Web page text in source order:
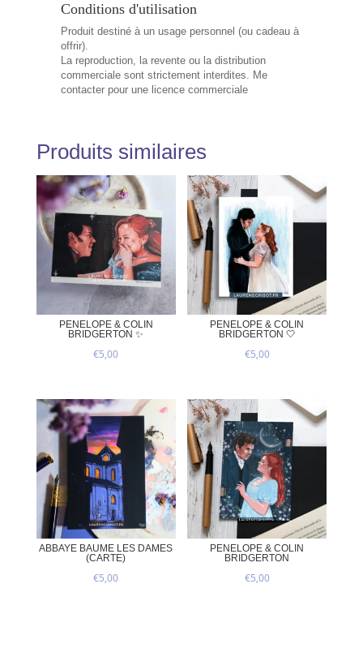
Conditions d'utilisation
Produit destiné à un usage personnel (ou cadeau à
offrir).
La reproduction, la revente ou la distribution
commerciale sont strictement interdites. Me
contacter pour une licence commerciale
Produits similaires
PENELOPE & COLIN
BRIDGERTON ✨
€5,00
PENELOPE & COLIN
BRIDGERTON 🤍
€5,00
ABBAYE BAUME LES DAMES
(CARTE)
€5,00
PENELOPE & COLIN
BRIDGERTON
€5,00